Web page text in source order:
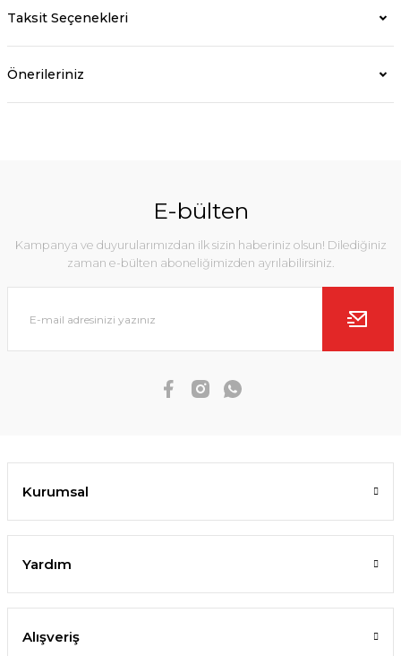
Taksit Seçenekleri
Önerileriniz
E-bülten
Kampanya ve duyurularımızdan ilk sizin haberiniz olsun! Dilediğiniz
zaman e-bülten aboneliğimizden ayrılabilirsiniz.
Kurumsal
Yardım
Alışveriş